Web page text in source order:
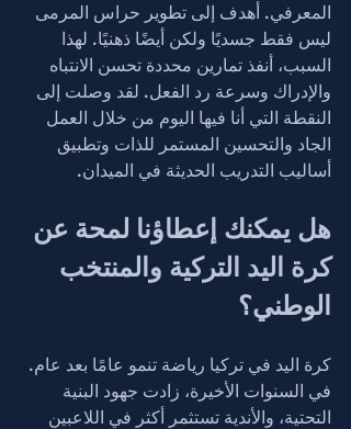
المعرفي. أهدف إلى تطوير حراس المرمى
ليس فقط جسديًا ولكن أيضًا ذهنيًا. لهذا
السبب، أنفذ تمارين محددة تحسن الانتباه
والإدراك وسرعة رد الفعل. لقد وصلت إلى
النقطة التي أنا فيها اليوم من خلال العمل
الجاد والتحسين المستمر للذات وتطبيق
أساليب التدريب الحديثة في الميدان.
هل يمكنك إعطاؤنا لمحة عن
كرة اليد التركية والمنتخب
الوطني؟
كرة اليد في تركيا رياضة تنمو عامًا بعد عام.
في السنوات الأخيرة، زادت جهود البنية
التحتية، والأندية تستثمر أكثر في اللاعبين